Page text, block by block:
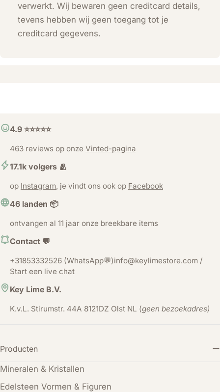
verwerkt. Wij bewaren geen creditcard details,
tevens hebben wij geen toegang tot je
creditcard gegevens.
4.9 ⭐️⭐️⭐️⭐️⭐️
463 reviews op onze Vinted-pagina
17.1k volgers 🫂
op Instagram, je vindt ons ook op Facebook
46 landen 📦
ontvangen al 11 jaar onze breekbare items
Contact 💬
+31853332526 (WhatsApp💬)info@keylimestore.com /
Start een live chat
Key Lime B.V.
K.v.L. Stirumstr. 44A 8121DZ Olst NL (geen bezoekadres)
Producten
Mineralen & Kristallen
Edelsteen Vormen & Figuren